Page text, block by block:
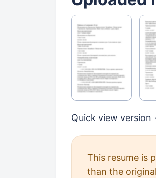
Quick view version
This resume is
than the